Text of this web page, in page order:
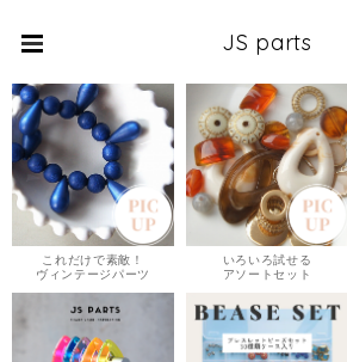
JS parts
これだけで素敵！
ヴィンテージパーツ
いろいろ試せる
アソートセット